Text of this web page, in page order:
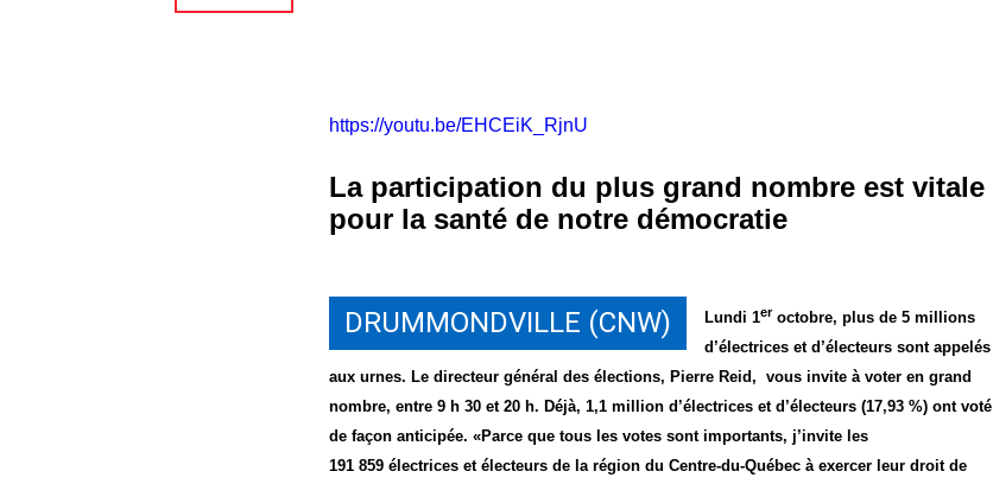
https://youtu.be/EHCEiK_RjnU
La participation du plus grand nombre est vitale
pour la santé de notre démocratie
DRUMMONDVILLE (CNW) Lundi 1er octobre, plus de 5 millions
d’électrices et d’électeurs sont appelés
aux urnes. Le directeur général des élections, Pierre Reid, vous invite à voter en grand
nombre, entre 9 h 30 et 20 h. Déjà, 1,1 million d’électrices et d’électeurs (17,93 %) ont voté
de façon anticipée. «Parce que tous les votes sont importants, j’invite les
191 859 électrices et électeurs de la région du Centre-du-Québec à exercer leur droit de